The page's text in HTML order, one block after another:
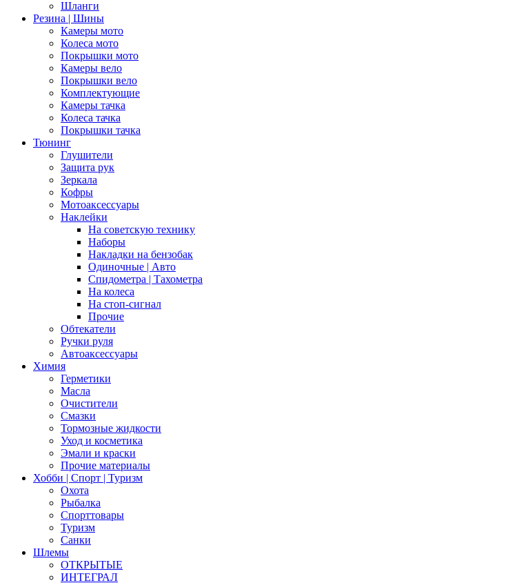
Шланги
Резина | Шины
Камеры мото
Колеса мото
Покрышки мото
Камеры вело
Покрышки вело
Комплектующие
Камеры тачка
Колеса тачка
Покрышки тачка
Тюнинг
Глушители
Защита рук
Зеркала
Кофры
Мотоаксессуары
Наклейки
На советскую технику
Наборы
Накладки на бензобак
Одиночные | Авто
Спидометра | Тахометра
На колеса
На стоп-сигнал
Прочие
Обтекатели
Ручки руля
Автоаксессуары
Химия
Герметики
Масла
Очистители
Смазки
Тормозные жидкости
Уход и косметика
Эмали и краски
Прочие материалы
Хобби | Cпорт | Туризм
Охота
Рыбалка
Спорттовары
Туризм
Санки
Шлемы
ОТКРЫТЫЕ
ИНТЕГРАЛ